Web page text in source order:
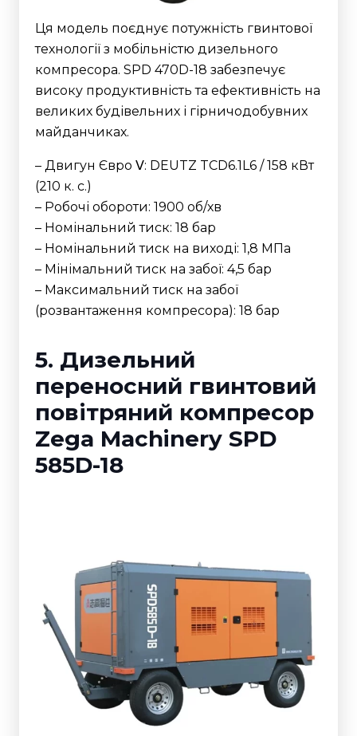
Ця модель поєднує потужність гвинтової
технології з мобільністю дизельного
компресора. SPD 470D-18 забезпечує
високу продуктивність та ефективність на
великих будівельних і гірничодобувних
майданчиках.
– Двигун Євро Ⅴ: DEUTZ TCD6.1L6 / 158 кВт
(210 к. с.)
– Робочі обороти: 1900 об/хв
– Номінальний тиск: 18 бар
– Номінальний тиск на виході: 1,8 МПа
– Мінімальний тиск на забої: 4,5 бар
– Максимальний тиск на забої
(розвантаження компресора): 18 бар
5. Дизельний
переносний гвинтовий
повітряний компресор
Zega Machinery SPD
585D-18